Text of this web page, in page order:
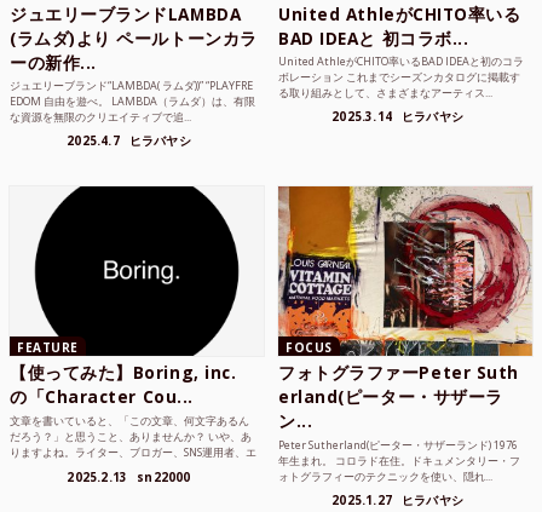
ジュエリーブランドLAMBDA
(ラムダ)より ペールトーンカラ
ーの新作...
ジュエリーブランド“LAMBDA( ラムダ))” “PLAYFRE
EDOM 自由を遊べ。 LAMBDA（ラムダ）は、有限
な資源を無限のクリエイティブで追...
2025.4.7 ヒラバヤシ
United AthleがCHITO率いる
BAD IDEAと 初コラボ...
United AthleがCHITO率いるBAD IDEAと初のコラ
ボレーション これまでシーズンカタログに掲載す
る取り組みとして、さまざまなアーティス...
2025.3.14 ヒラバヤシ
FEATURE
【使ってみた】Boring, inc.
の「Character Cou...
文章を書いていると、「この文章、何文字あるん
だろう？」と思うこと、ありませんか？ いや、あ
りますよね。ライター、ブロガー、SNS運用者、エ
2025.2.13 sn22000
FOCUS
フォトグラファーPeter Suth
erland(ピーター・サザーラ
ン...
Peter Sutherland(ピーター・サザーランド) 1976
年生まれ。 コロラド在住。ドキュメンタリー・フ
ォトグラフィーのテクニックを使い、隠れ...
2025.1.27 ヒラバヤシ